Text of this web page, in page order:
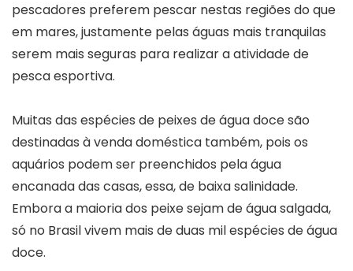
pescadores preferem pescar nestas regiões do que
em mares, justamente pelas águas mais tranquilas
serem mais seguras para realizar a atividade de
pesca esportiva.
Muitas das espécies de peixes de água doce são
destinadas à venda doméstica também, pois os
aquários podem ser preenchidos pela água
encanada das casas, essa, de baixa salinidade.
Embora a maioria dos peixe sejam de água salgada,
só no Brasil vivem mais de duas mil espécies de água
doce.